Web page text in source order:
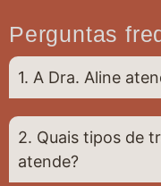
Perguntas
1. A Dra. Aline
2. Quais tipos de
atende?